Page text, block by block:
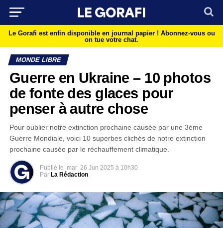
Le Gorafi est enfin disponible en journal papier ! Abonnez-vous ou
on tue votre chat.
MONDE LIBRE
Guerre en Ukraine – 10 photos
de fonte des glaces pour
penser à autre chose
Pour oublier notre extinction prochaine causée par une 3ème
Guerre Mondiale, voici 10 superbes clichés de notre extinction
prochaine causée par le réchauffement climatique.
Publié le mar 26 Jun 2025 à 10h30
Par La Rédaction